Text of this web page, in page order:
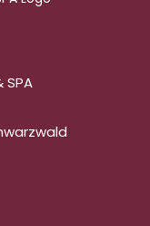
SPA